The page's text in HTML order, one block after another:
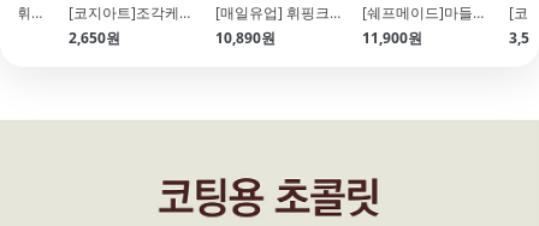
앵커FP 쉐프스 휘핑크림1L (유크림 99.98%\/무가당\/동물성)
[코지아트]조각케이크상자 (파우더핑크\/중\/5개)
2,650원
[매일유업] 휘핑크림35% (1L\/냉장보관)
10,890원
[쉐프메이드]마들렌 틀 12구(399*193*2)
11,900원